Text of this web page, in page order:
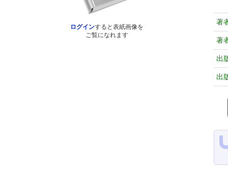
ログインすると表紙画像を
ご覧になれます
著
著
出
出